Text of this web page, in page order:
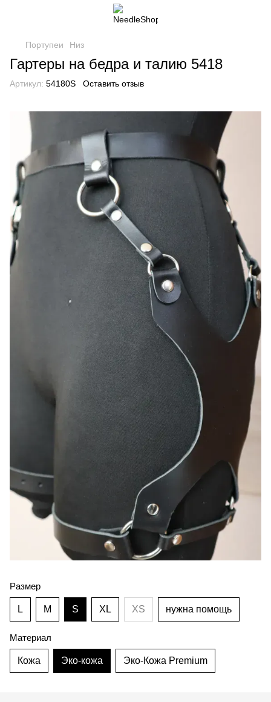
Портупеи Низ
Гартеры на бедра и талию 5418
Артикул: 54180S Оставить отзыв
Размер
L M S XL XS нужна помощь
Материал
Кожа Эко-кожа Эко-Кожа Premium